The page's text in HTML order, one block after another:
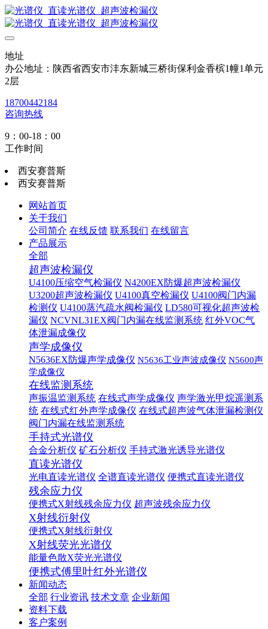
地址
办公地址：陕西省西安市沣东新城三桥街保利金香槟1幢1单元
2层
18700442184
咨询热线
9：00-18：00
工作时间
西安赛普斯
西安赛普斯
网站首页
关于我们
公司简介 在线反馈 联系我们 在线留言
产品展示
全部
超声波检漏仪
U4100压缩空气检漏仪 N4200EX防爆超声波检漏仪
U3200超声波检漏仪 U4100真空检漏仪 U4100阀门内漏
检测仪 U4100蒸汽疏水阀检漏仪 LD580可视化超声波检
漏仪 NCVNL31EX阀门内漏在线监测系统 红外VOC气
体泄漏成像仪
声学成像仪
N5636EX防爆声学成像仪 N5636工业声波成像仪 N5600声
学成像仪
在线监测系统
声振温监测系统 在线式声学成像仪 声学激光甲烷遥测系
统 在线式红外声学成像仪 在线式超声波气体泄漏检测仪
阀门内漏在线监测系统
手持式光谱仪
合金分析仪 矿石分析仪 手持式激光诱导光谱仪
直读光谱仪
光电直读光谱仪 全谱直读光谱仪 便携式直读光谱仪
残余应力仪
便携式X射线残余应力仪 超声波残余应力仪
X射线衍射仪
便携式X射线衍射仪
X射线荧光光谱仪
能量色散X荧光光谱仪
便携式傅里叶红外光谱仪
新闻动态
全部 行业资讯 技术文章 企业新闻
资料下载
客户案例